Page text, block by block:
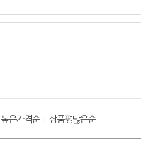
높은가격순| 상품평많은순